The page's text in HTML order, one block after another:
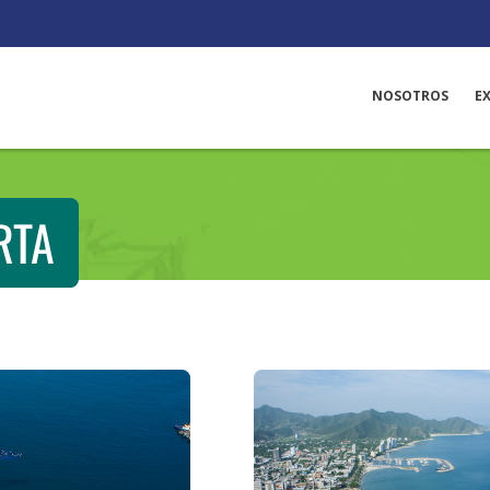
NOSOTROS